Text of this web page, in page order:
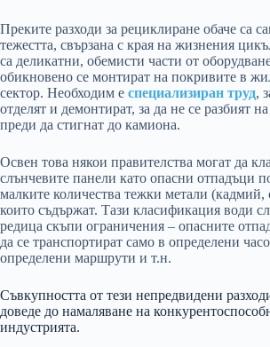
Преките разходи за рециклиране обаче са
тежестта, свързана с края на жизнения
са деликатни, обемисти части от
обикновено се монтират на покривите в
сектор. Необходим е специализиран труд,
отделят и демонтират, за да не се разбият
преди да стигнат до камиона.
Освен това някои правителства могат да
слънчевите панели като опасни отпадъци
малките количества тежки метали (кадмий,
които съдържат. Тази класификация води
редица скъпи ограничения – опасните
да се транспортират само в определени
определени маршрути и т.н.
Съвкупността от тези непредвидени
доведе до намаляване на
индустрията.